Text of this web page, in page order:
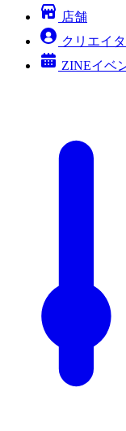
店舗
クリエイ
ZINEイベ